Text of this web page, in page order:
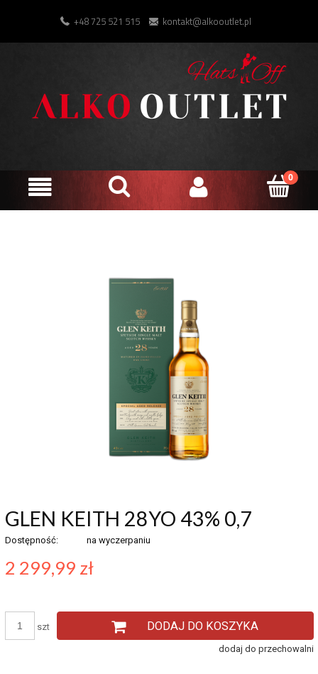
+48 725 521 515 kontakt@alkooutlet.pl
GLEN KEITH 28YO 43% 0,7
Dostępność: na wyczerpaniu
2 299,99 zł
szt DODAJ DO KOSZYKA
dodaj do przechowalni